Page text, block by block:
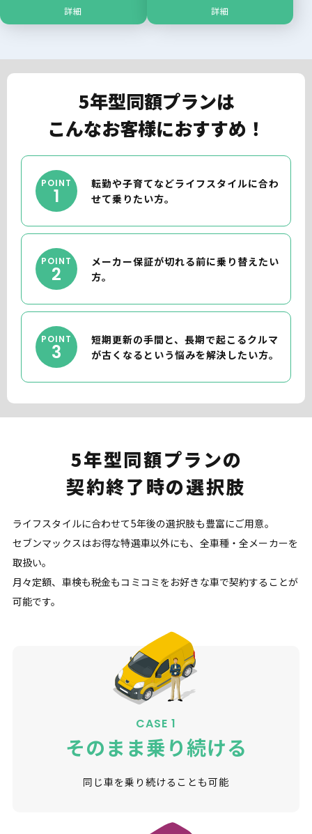
詳細 詳細
5年型同額プランは
こんなお客様におすすめ！
POINT
1
転勤や子育てなどライフスタイルに合わ
せて乗りたい方。
POINT
2
メーカー保証が切れる前に乗り替えたい
方。
POINT
3
短期更新の手間と、長期で起こるクルマ
が古くなるという悩みを解決したい方。
5年型同額プランの
契約終了時の選択肢
ライフスタイルに合わせて5年後の選択肢も豊富にご用意。
セブンマックスはお得な特選車以外にも、全車種・全メーカーを
取扱い。
月々定額、車検も税金もコミコミをお好きな車で契約することが
可能です。
CASE 1
そのまま乗り続ける
同じ車を乗り続けることも可能